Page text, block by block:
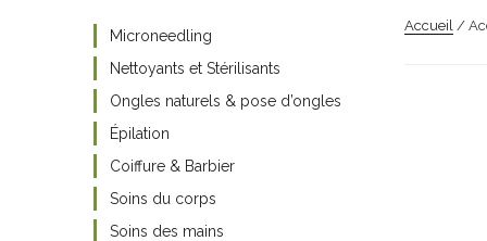
Accueil /
Microneedling
Nettoyants et Stérilisants
Ongles naturels & pose d’ongles
Épilation
Coiffure & Barbier
Soins du corps
Soins des mains